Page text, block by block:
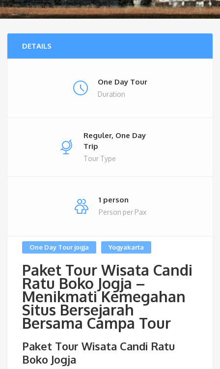
DETAILS
One Day Tour
Duration
Reguler, One Day
Trip
Tour Type
1 person
Person per Pax
One Day Tour jogja Yogyakarta
Paket Tour Wisata Candi
Ratu Boko Jogja –
Menikmati Kemegahan
Situs Bersejarah
Bersama Campa Tour
Paket Tour Wisata Candi Ratu
Boko Jogja